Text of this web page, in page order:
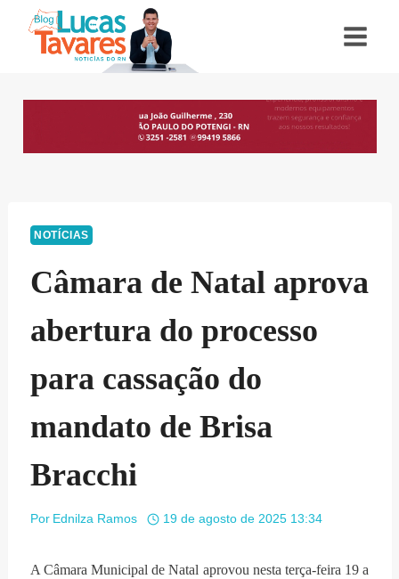
NOTÍCIAS
Câmara de Natal aprova
abertura do processo
para cassação do
mandato de Brisa
Bracchi
Por Ednilza Ramos 19 de agosto de 2025 13:34
A Câmara Municipal de Natal aprovou nesta terça-feira 19 a